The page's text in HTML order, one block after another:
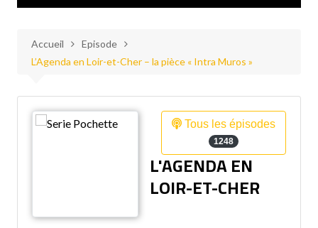
Accueil
Episode
L’Agenda en Loir-et-Cher – la pièce « Intra Muros »
Tous les épisodes
1248
L'AGENDA EN
LOIR-ET-CHER